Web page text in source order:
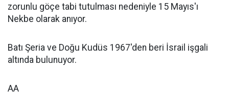
zorunlu göçe tabi tutulması nedeniyle 15 Mayıs'ı
Nekbe olarak anıyor.
Batı Şeria ve Doğu Kudüs 1967'den beri İsrail işgali
altında bulunuyor.
AA